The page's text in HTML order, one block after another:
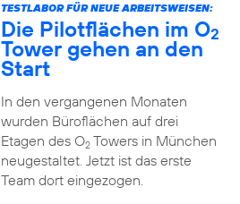
TESTLABOR FÜR NEUE ARBEITSWEISEN:
Die Pilotflächen im O2
Tower gehen an den
Start
In den vergangenen Monaten
wurden Büroflächen auf drei
Etagen des O2Towers in München
neugestaltet. Jetzt ist das erste
Team dort eingezogen.